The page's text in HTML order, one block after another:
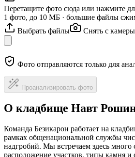
Перетащите фото сюда или нажмите
1 фото, до 10 МБ · большие файлы
Выбрать файлы
Снять с камеры
Фото отправляются только для
Проанализировать фото
О кладбище Навт
Команда Безикарон работает на
рамках общенациональной службы
надгробий. Мы встречаем здесь много
расположение участков, типы камня и